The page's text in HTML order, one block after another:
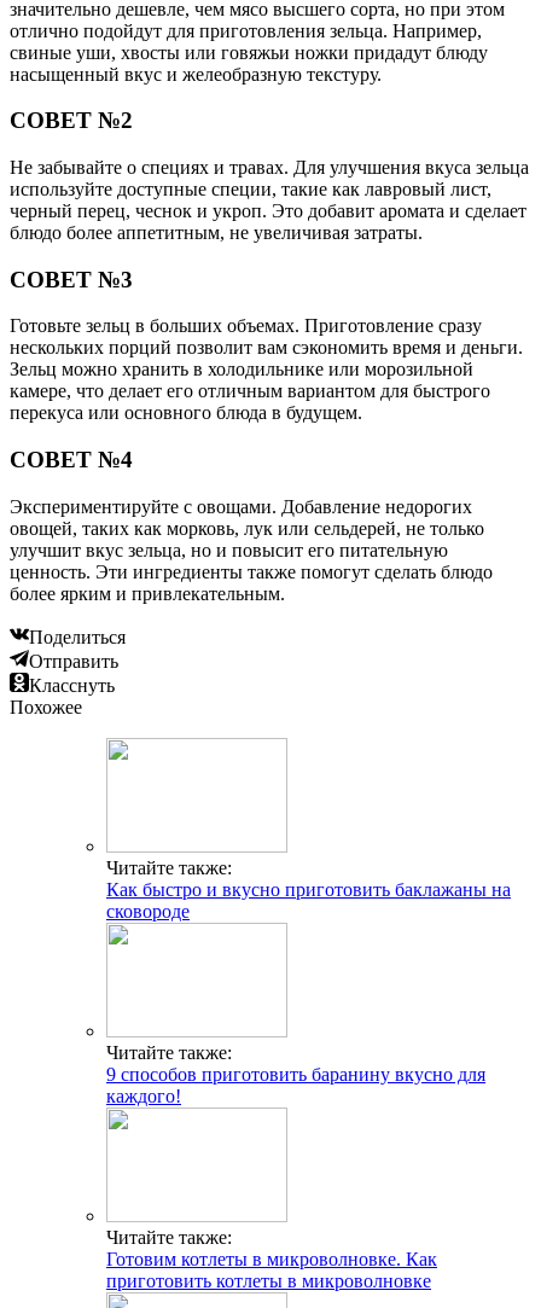
значительно дешевле, чем мясо высшего сорта, но при этом
отлично подойдут для приготовления зельца. Например,
свиные уши, хвосты или говяжьи ножки придадут блюду
насыщенный вкус и желеобразную текстуру.
СОВЕТ №2
Не забывайте о специях и травах. Для улучшения вкуса зельца
используйте доступные специи, такие как лавровый лист,
черный перец, чеснок и укроп. Это добавит аромата и сделает
блюдо более аппетитным, не увеличивая затраты.
СОВЕТ №3
Готовьте зельц в больших объемах. Приготовление сразу
нескольких порций позволит вам сэкономить время и деньги.
Зельц можно хранить в холодильнике или морозильной
камере, что делает его отличным вариантом для быстрого
перекуса или основного блюда в будущем.
СОВЕТ №4
Экспериментируйте с овощами. Добавление недорогих
овощей, таких как морковь, лук или сельдерей, не только
улучшит вкус зельца, но и повысит его питательную
ценность. Эти ингредиенты также помогут сделать блюдо
более ярким и привлекательным.
Поделиться
Отправить
Класснуть
Похожее
Читайте также:
Как быстро и вкусно приготовить баклажаны на
сковороде
Читайте также:
9 способов приготовить баранину вкусно для
каждого!
Читайте также:
Готовим котлеты в микроволновке. Как
приготовить котлеты в микроволновке